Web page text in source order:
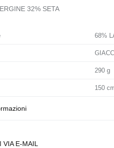
32% SETA
68%
290 g
150
VIA E-MAIL